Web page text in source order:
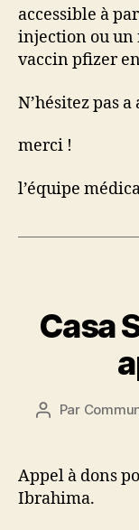
accessible à
injection ou un
vaccin pfizer
N’hésitez pas
merci !
l’équipe
Casa
Auteur
Par
Appel à dons
Ibrahima.